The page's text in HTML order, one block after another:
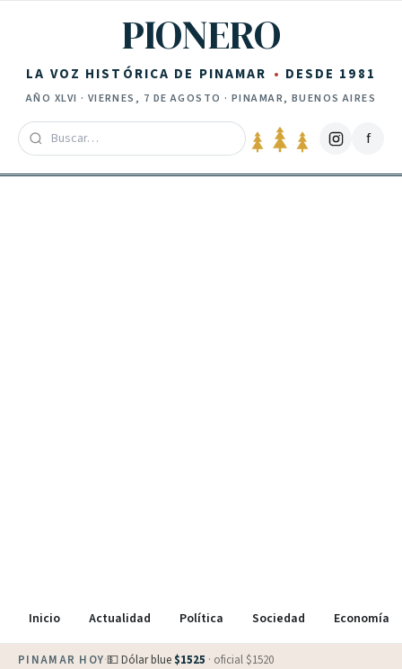
PIONERO
LA VOZ HISTÓRICA DE PINAMAR DESDE 1981
AÑO XLVI · VIERNES, 7 DE AGOSTO · PINAMAR, BUENOS AIRES
f
Inicio Actualidad Política Sociedad Economía
PINAMAR HOY·💵 Dólar blue $1525 · oficial $1520